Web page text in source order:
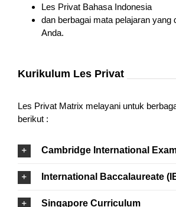
Les Privat Bahasa Indonesia
dan berbagai mata pelajaran yang
Anda.
Kurikulum Les Privat
Les Privat Matrix melayani untuk
berikut :
Cambridge International
International Baccalaureate
Singapore Curriculum